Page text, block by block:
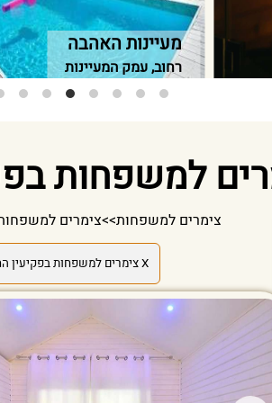
מעיינות האהבה
רחוב, עמק המעיינות
למשפחות
צימרים למשפחות>>צימרים
X צימרים למשפחות בפקיעין החדשה